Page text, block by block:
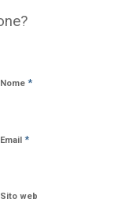
Nome *
Email *
Sito web